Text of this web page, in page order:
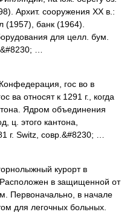
Архит. сооружения XX в.:
(1957), банк (1964).
для целл. бум.
…
гос во в
ва относят к 1291 г., когда
Ядром объединения
ц. этого кантона,
г. Switz, совр.&#8230; …
курорт в
в защищенной от
Первоначально, в начале
для легочных больных.